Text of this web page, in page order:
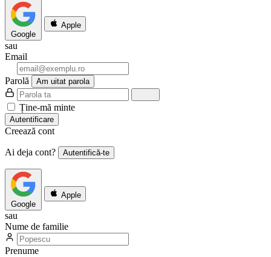
Google
Apple
sau
Email
Parolă Am uitat parola
Ține-mă minte
Autentificare
Creează cont
Ai deja cont? Autentifică-te
Google
Apple
sau
Nume de familie
Prenume